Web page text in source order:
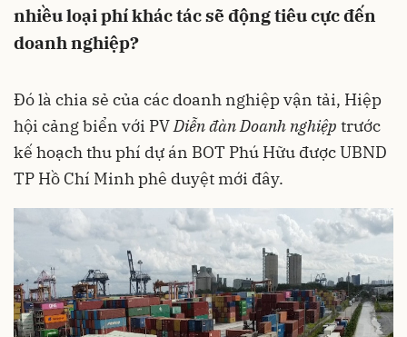
nhiều loại phí khác tác sẽ động tiêu cực đến
doanh nghiệp?
Đó là chia sẻ của các doanh nghiệp vận tải, Hiệp
hội cảng biển với PVDiễn đàn Doanh nghiệp trước
kế hoạch thu phí dự án BOT Phú Hữu được UBND
TP Hồ Chí Minh phê duyệt mới đây.